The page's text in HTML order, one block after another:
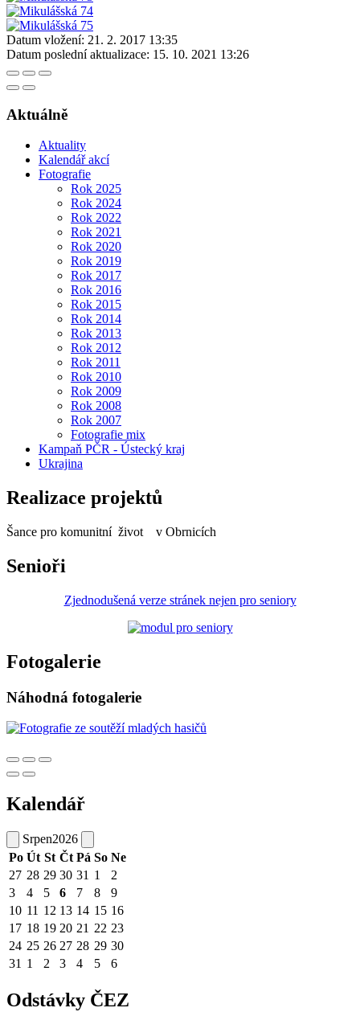
Datum vložení: 21. 2. 2017 13:35
Datum poslední aktualizace: 15. 10. 2021 13:26
Aktuálně
Aktuality
Kalendář akcí
Fotografie
Rok 2025
Rok 2024
Rok 2022
Rok 2021
Rok 2020
Rok 2019
Rok 2017
Rok 2016
Rok 2015
Rok 2014
Rok 2013
Rok 2012
Rok 2011
Rok 2010
Rok 2009
Rok 2008
Rok 2007
Fotografie mix
Kampaň PČR - Ústecký kraj
Ukrajina
Realizace projektů
Šance pro komunitní život v Obrnicích
Senioři
Zjednodušená verze stránek nejen pro seniory
Fotogalerie
Náhodná fotogalerie
Kalendář
Srpen2026
Po Út St Čt Pá So Ne
27 28 29 30 31 1
2
3
4 5 6 7 8
9
10 11 12 13 14 15 16
17 18 19 20 21 22 23
24 25 26 27 28 29 30
31 1 2 3 4 5 6
Odstávky ČEZ